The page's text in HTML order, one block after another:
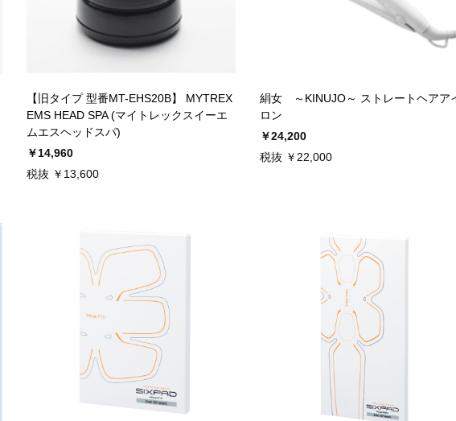
【旧タイプ 型番MT-EHS20B】 MYTREX
EMS HEAD SPA (マイトレックスイーエ
ムエスヘッドスパ)
￥14,960
税抜 ￥13,600
絹女 ～KINUJO～ ストレートヘアア
ロン
￥24,200
税抜 ￥22,000